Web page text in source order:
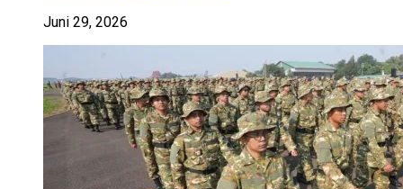
Juni 29, 2026